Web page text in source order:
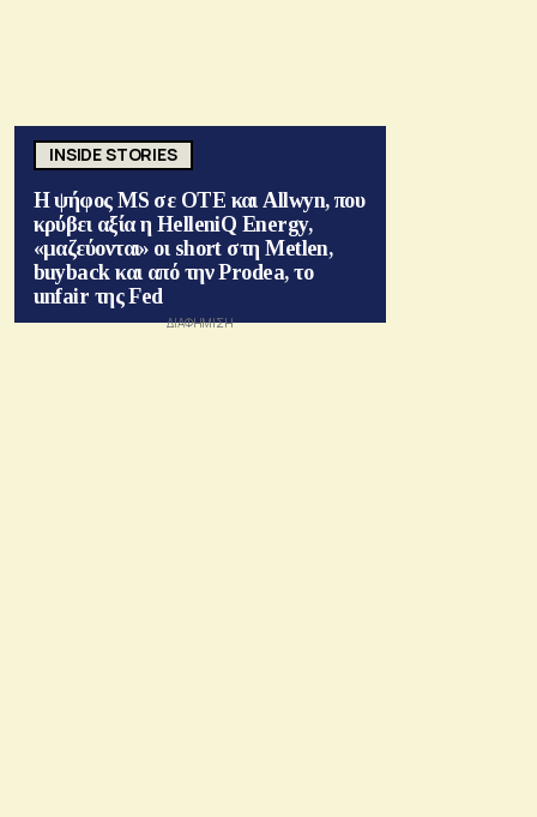
INSIDE STORIES
Η ψήφος MS σε ΟΤΕ και Allwyn, που
κρύβει αξία η HelleniQ Energy,
«μαζεύονται» οι short στη Metlen,
buyback και από την Prodea, το
unfair της Fed